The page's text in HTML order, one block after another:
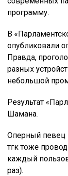
программу.
В
опубликовали
Правда,
разных
небольшой
Результат
Шамана.
Оперный певец
тгк тоже
каждый
раз).